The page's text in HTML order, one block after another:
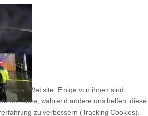
Website. Einige von ihnen sind
der Seite, während andere uns helfen, diese
zu verbessern (Tracking Cookies).